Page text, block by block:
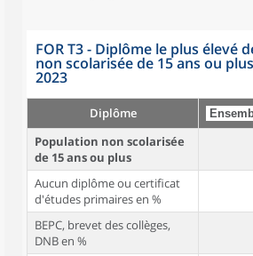
FOR T3 - Diplôme le plus élevé
non scolarisée de 15 ans ou
2023
Diplôme
Population non scolarisée
de 15 ans ou plus
Aucun diplôme ou certificat
d'études primaires en %
BEPC, brevet des collèges,
DNB en %